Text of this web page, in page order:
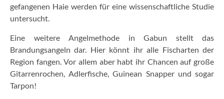
gefangenen Haie werden für eine wissenschaftliche Studie
untersucht.
Eine weitere Angelmethode in Gabun stellt das
Brandungsangeln dar. Hier könnt ihr alle Fischarten der
Region fangen. Vor allem aber habt ihr Chancen auf große
Gitarrenrochen, Adlerfische, Guinean Snapper und sogar
Tarpon!